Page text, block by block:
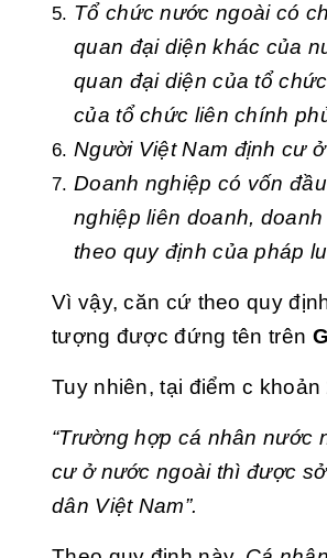
Tổ chức nước ngoài có
quan đại diện khác của
quan đại diện của tổ
của tổ chức liên chính
Người Việt Nam định cư
Doanh nghiệp có vốn
nghiệp liên doanh,
theo quy định của pháp
Vì vậy, căn cứ theo quy
tượng được đứng tên trên
Tuy nhiên, tại điểm c
“Trường hợp cá nhân nước
cư ở nước ngoài thì được
dân Việt Nam”.